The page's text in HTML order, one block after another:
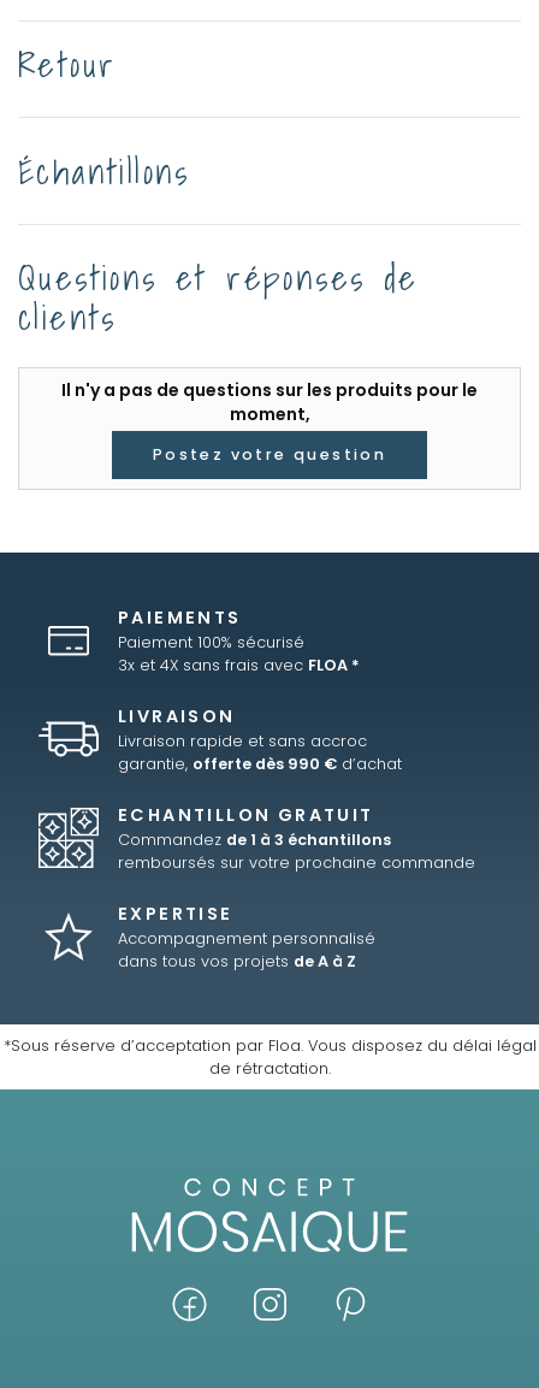
Retour
Échantillons
Questions et réponses de
clients
Il n'y a pas de questions sur les produits pour le
moment,
Postez votre question
PAIEMENTS
Paiement 100% sécurisé
3x et 4X sans frais avec FLOA *
LIVRAISON
Livraison rapide et sans accroc
garantie, offerte dès 990 € d’achat
ECHANTILLON GRATUIT
Commandez de 1 à 3 échantillons
remboursés sur votre prochaine commande
EXPERTISE
Accompagnement personnalisé
dans tous vos projets de A à Z
*Sous réserve d’acceptation par Floa. Vous disposez du délai légal
de rétractation.